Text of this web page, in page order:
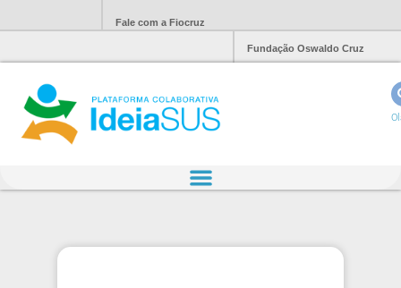
Fale com a Fiocruz
Fundação Oswaldo Cruz